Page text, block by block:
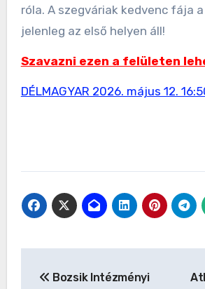
róla. A szegváriak kedvenc fája
jelenleg az első helyen áll!
Szavazni ezen a felületen
DÉLMAGYAR 2026. május 12.
Bozsik Intézményi